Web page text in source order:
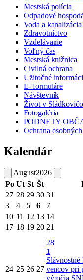
Mestská polícia
Odpadové
Voda a kanalizácia
Zdravotníctvo
Vzdelávanie
Voľný čas
Mestská knižnica
Civilná ochrana
Užitočné
E- formuláre
Návštevník
Život v
Fotogaléria
PODNETY
Ochrana
Kalendár
August2026
Po Ut St Št
27 28 29 30 31
3
4 5 6 7
10 11 12 13 14
17 18 19 20 21
24 25 26 27
28
1
Slávnostné
vencov pri
výročia